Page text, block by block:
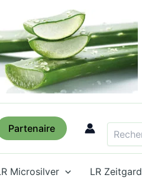
Partenaire
Microsilver LR Zeitgard